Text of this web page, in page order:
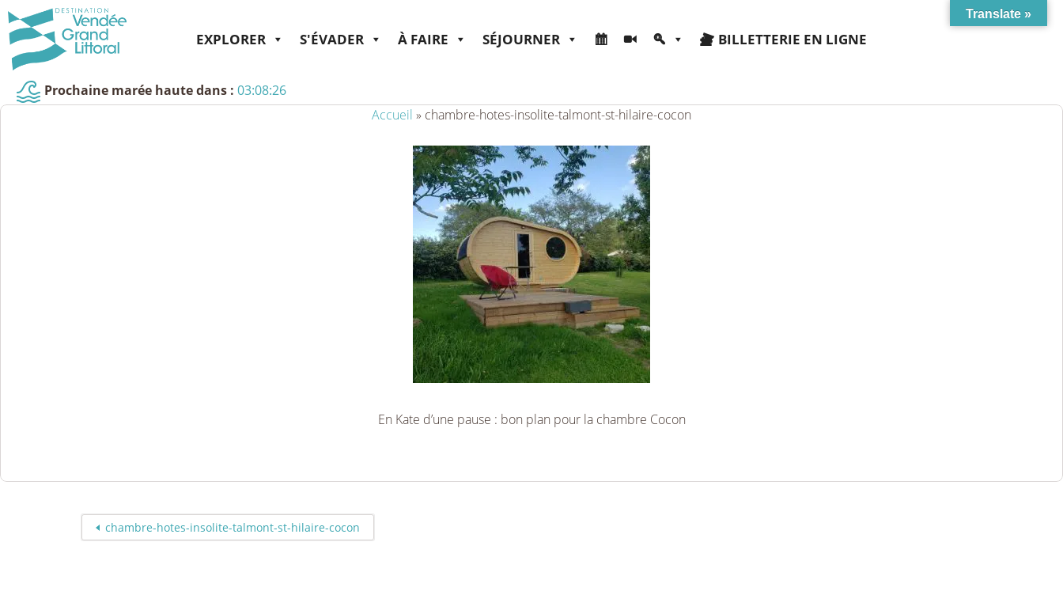
EXPLORER S'ÉVADER À FAIRE SÉJOURNER BILLETTERIE EN LIGNE
Prochaine marée haute dans : 03:08:26
Accueil » chambre-hotes-insolite-talmont-st-hilaire-cocon
En Kate d’une pause : bon plan pour la chambre Cocon
chambre-hotes-insolite-talmont-st-hilaire-cocon
Translate »